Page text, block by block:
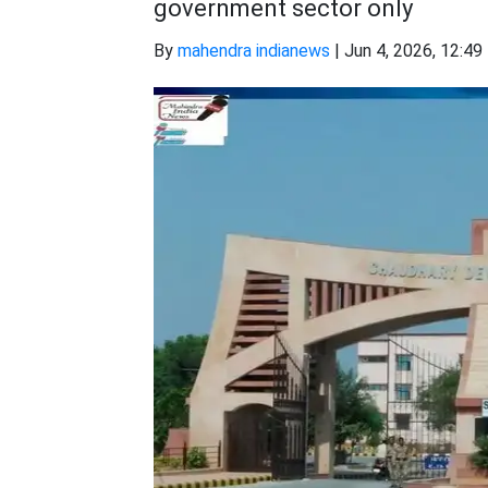
government sector only
By mahendra indianews | Jun 4, 2026,